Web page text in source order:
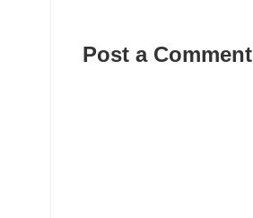
Post a Comment